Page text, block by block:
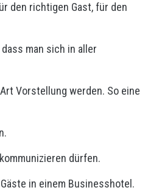
den richtigen Gast, für den
man sich in aller
Vorstellung werden. So eine
dürfen.
in einem Businesshotel.